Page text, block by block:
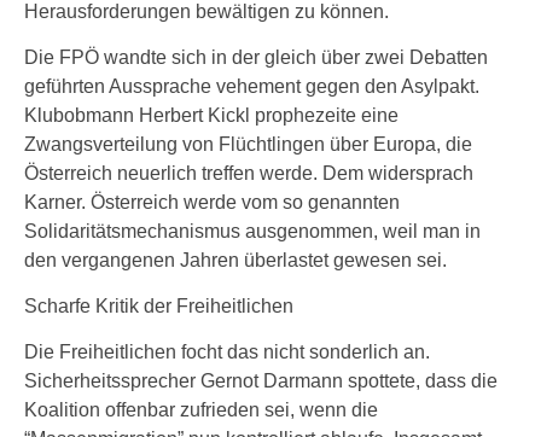
Herausforderungen bewältigen zu können.
Die FPÖ wandte sich in der gleich über zwei Debatten
geführten Aussprache vehement gegen den Asylpakt.
Klubobmann Herbert Kickl prophezeite eine
Zwangsverteilung von Flüchtlingen über Europa, die
Österreich neuerlich treffen werde. Dem widersprach
Karner. Österreich werde vom so genannten
Solidaritätsmechanismus ausgenommen, weil man in
den vergangenen Jahren überlastet gewesen sei.
Scharfe Kritik der Freiheitlichen
Die Freiheitlichen focht das nicht sonderlich an.
Sicherheitssprecher Gernot Darmann spottete, dass die
Koalition offenbar zufrieden sei, wenn die